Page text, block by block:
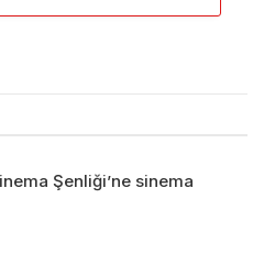
Şenliği’ne sinema